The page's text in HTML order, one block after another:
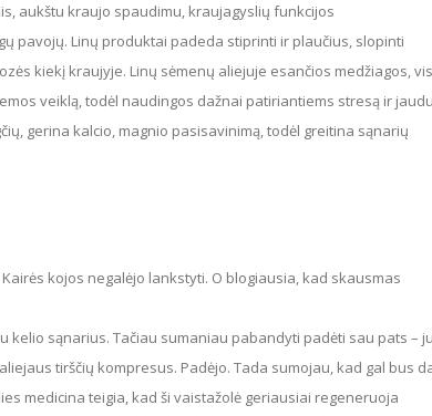
aukštu kraujo spaudimu, kraujagyslių funkcijos
pavojų. Linų produktai padeda stiprinti ir plaučius, slopinti
kiekį kraujyje. Linų sėmenų aliejuje esančios medžiagos,
veiklą, todėl naudingos dažnai patiriantiems stresą ir
gerina kalcio, magnio pasisavinimą, todėl greitina sąnarių
tirščių kompresus. Padėjo. Tada sumojau, kad gal bus
medicina teigia, kad ši vaistažolė geriausiai regeneruoja